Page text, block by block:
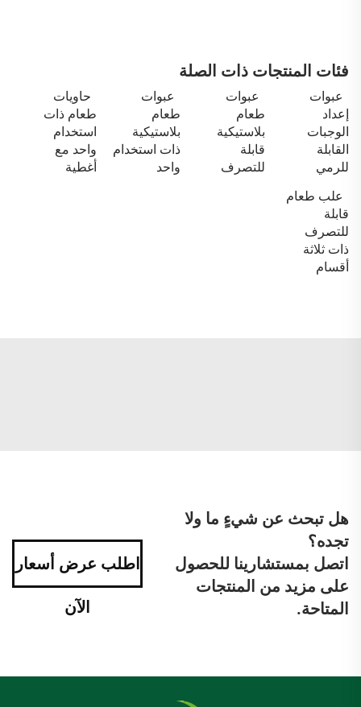
فئات المنتجات ذات الصلة
عبوات
إعداد
الوجبات
القابلة
للرمي
عبوات
طعام
بلاستيكية
قابلة
للتصرف
عبوات
طعام
بلاستيكية
ذات استخدام
واحد
حاويات
طعام ذات
استخدام
واحد مع
أغطية
علب طعام
قابلة
للتصرف
ذات ثلاثة
أقسام
هل تبحث عن شيءٍ ما ولا
تجده؟
اتصل بمستشارينا للحصول
على مزيد من المنتجات
المتاحة.
اطلب عرض أسعار
الآن